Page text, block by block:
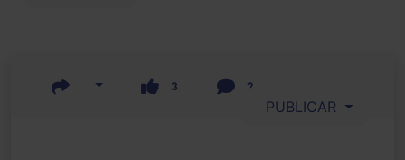
3 2
PUBLICAR